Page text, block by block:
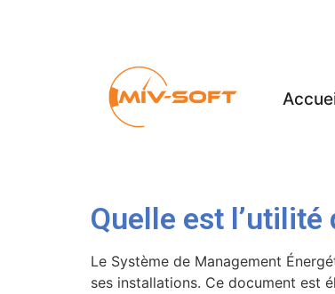
Quelle est l’utilité
Le Système de Management
ses installations. Ce document est